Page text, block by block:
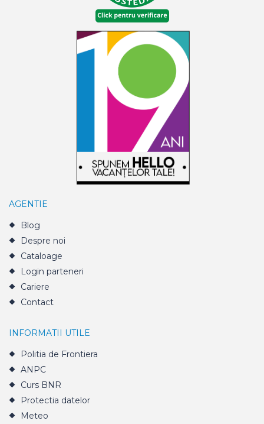
AGENTIE
Blog
Despre noi
Cataloage
Login parteneri
Cariere
Contact
INFORMATII UTILE
Politia de Frontiera
ANPC
Curs BNR
Protectia datelor
Meteo